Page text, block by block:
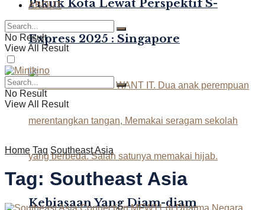
Pikuk Kota Lewat Perspektif S-
Express 2025 : Singapore
Kebiasaan Yang Diam-diam
ABOUT
No Result
View All Result
No Result
View All Result
Home Tag Southeast Asia
Tag: Southeast Asia